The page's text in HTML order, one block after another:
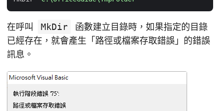
在呼叫 MkDir
函數建立目錄時，如果指定的目錄
已經存在，就會產生「路徑或檔案存取錯誤」的錯誤
訊息。